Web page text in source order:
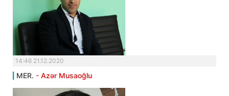
14:46 21.12.2020
MER. - Azər Musaoğlu